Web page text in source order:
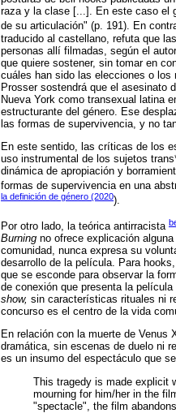
raza y la clase [...]. En este caso el
de su articulación" (p. 191). En
traducido al castellano, refuta que
personas allí filmadas, según el
que quiere sostener, sin tomar en
cuáles han sido las elecciones o
Prosser sostendrá que el asesinato
Nueva York como transexual latina
estructurante del género. Ese
las formas de supervivencia, y no
En este sentido, las críticas de los
uso instrumental de los sujetos
dinámica de apropiación y
formas de supervivencia en una
la definición de género (2020).
Por otro lado, la teórica antirracista
Burning no ofrece explicación
comunidad, nunca expresa su
desarrollo de la película. Para
que se esconde para observar la
de conexión que presenta la
show, sin características rituales ni
concurso es el centro de la vida
En relación con la muerte de Venus
dramática, sin escenas de duelo ni
es un insumo del espectáculo que
This tragedy is made explicit
mourning for him/her in the
"spectacle", the film